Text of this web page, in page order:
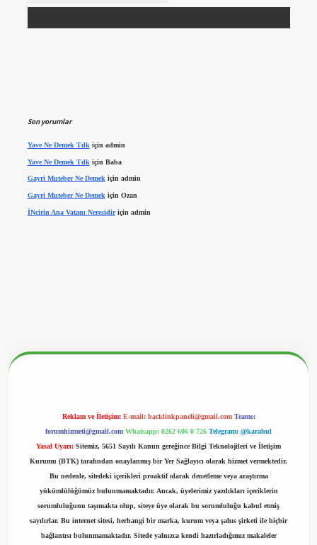
Son yorumlar
Yave Ne Demek Tdk için admin
Yave Ne Demek Tdk için Baba
Gayri Muteber Ne Demekiçin admin
Gayri Muteber Ne Demek için Ozan
İNcirin Ana Vatanı Neresidiriçin admin
Reklam ve İletişim: E-mail: backlinkpaneli@gmail.com Teams:
forumhizmeti@gmail.com Whatsapp: 0262 606 0 726 Telegram: @karabul
Yasal Uyarı: Sitemiz, 5651 Sayılı Kanun gereğince Bilgi Teknolojileri ve İletişim
Kurumu (BTK) tarafından onaylanmış bir Yer Sağlayıcı olarak hizmet vermektedir.
Bu nedenle, sitedeki içerikleri proaktif olarak denetleme veya araştırma
yükümlülüğümüz bulunmamaktadır. Ancak, üyelerimiz yazdıkları içeriklerin
sorumluluğunu taşımakta olup, siteye üye olarak bu sorumluluğu kabul etmiş
sayılırlar. Bu internet sitesi, herhangi bir marka, kurum veya şahıs şirketi ile hiçbir
bağlantısı bulunmamaktadır. Sitede yalnızca kendi hazırladığımız makaleler